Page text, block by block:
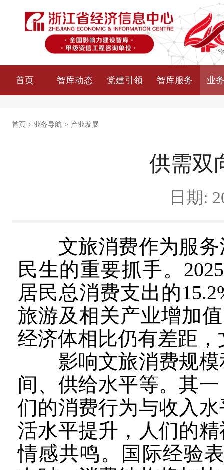
首页 智库动态 党建引领 智库服务 业
首页 > 业务导航 > 产业发展
供需双
日期:
文旅消费作为服务
民生的重要抓手。
居民总消费支出的
旅游及相关产业增加
经济体相比仍有差距
影响文旅消费规模
间、供给水平等。其
们的消费行为与收入
活水平提升，人们的
情感共鸣。国际经验